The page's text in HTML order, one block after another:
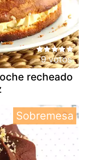
9 votos
recheado
Sobremesa